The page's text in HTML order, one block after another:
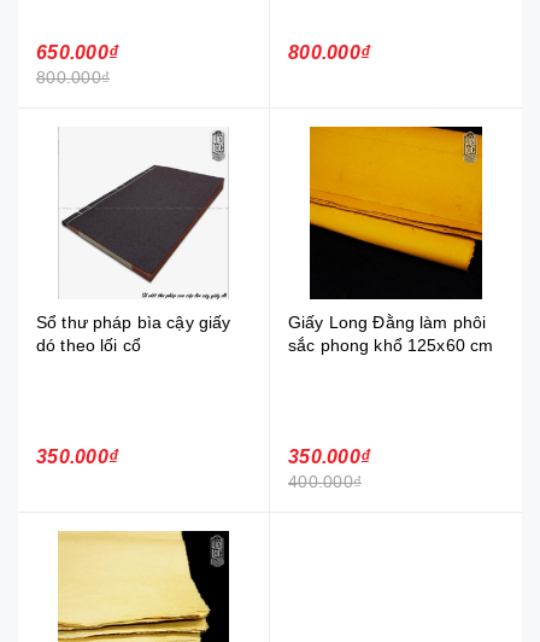
650.000₫
800.000₫
800.000₫
Sổ thư pháp bìa cậy giấy
dó theo lối cổ
350.000₫
Giấy Long Đằng làm phôi
sắc phong khổ 125x60 cm
350.000₫
400.000₫